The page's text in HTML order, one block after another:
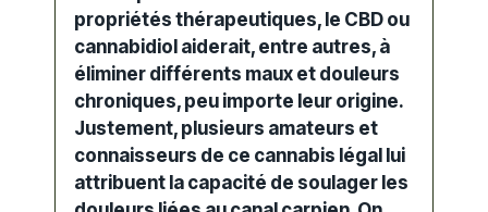
propriétés thérapeutiques, le CBD ou
cannabidiol aiderait, entre autres, à
éliminer différents maux et douleurs
chroniques, peu importe leur origine.
Justement, plusieurs amateurs et
connaisseurs de ce cannabis légal lui
attribuent la capacité de soulager les